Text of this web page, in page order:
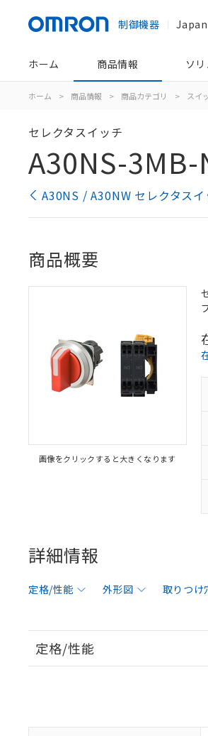
制御機器 Japan
ホーム 商品情報 ソ
ホーム > 商品情報 > 商品カテゴリ > スイ
セレクタスイッチ
A30NS-
A30NS / A30NW セレクタス
商品概要
画像をクリックすると大きくなります
詳細情報
定格/性能 外形図 取りつけ
定格/性能